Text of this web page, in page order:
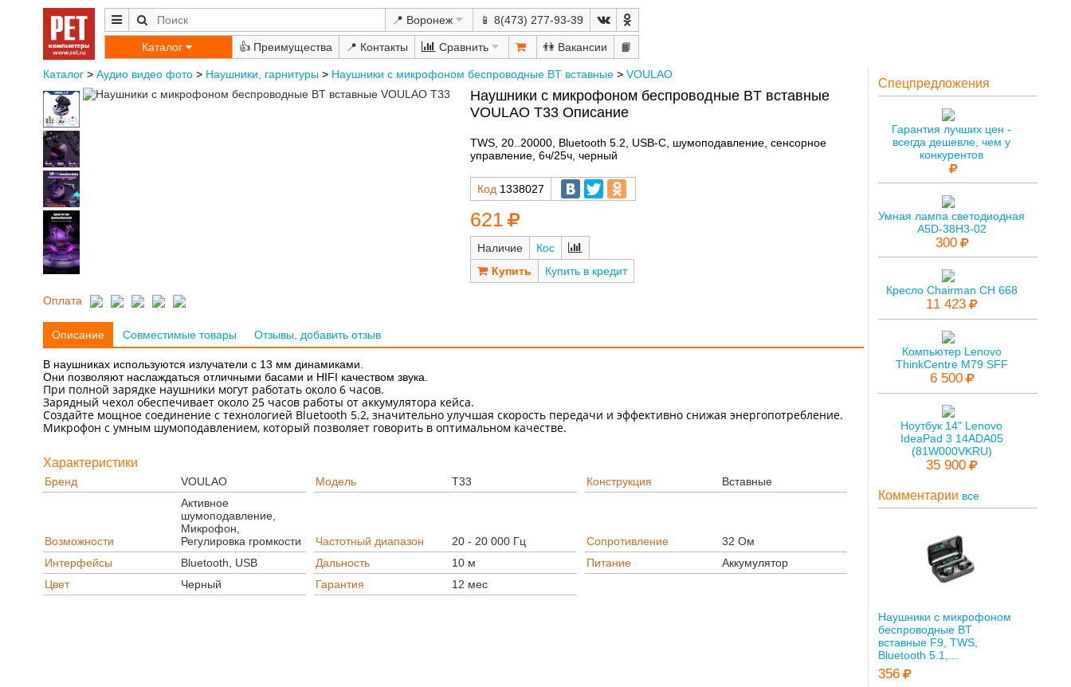
📍 Воронеж 📱 8(473) 277-93-39
Каталог 👍 📍 Сравнить 👫 📙
Каталог> Аудио видео фото> Наушники, гарнитуры> Наушники с микрофоном беспроводные BT вставные> VOULAO
Наушники с микрофоном беспроводные BT вставные
VOULAO T33 Описание
TWS, 20..20000, Bluetooth 5.2, USB-C, шумоподавление, сенсорное
управление, 6ч/25ч, черный
Код 1338027
621
Наличие
Кос
Купить в кредит
Оплата
Описание Совместимые товары Отзывы, добавить отзыв
В наушниках используются излучатели с 13 мм динамиками.
Они позволяют наслаждаться отличными басами и HIFI качеством звука.
При полной зарядке наушники могут работать около 6 часов.
Зарядный чехол обеспечивает около 25 часов работы от аккумулятора кейса.
Создайте мощное соединение с технологией Bluetooth 5.2, значительно улучшая скорость передачи и эффективно снижая энергопотребление.
Микрофон с умным шумоподавлением, который позволяет говорить в оптимальном качестве.
Характеристики
Бренд VOULAO Модель T33 Конструкция Вставные
Возможности
Активное
шумоподавление,
Микрофон,
Регулировка громкости
Частотный диапазон 20 - 20 000 Гц Сопротивление
32 Ом
Интерфейсы
Bluetooth, USB Дальность 10 м Питание
Аккумулятор
Цвет
Черный Гарантия 12 мес
Спецпредложения
Гарантия лучших цен -
всегда дешевле, чем у
конкурентов
Умная лампа светодиодная
A5D-38H3-02
300
Кресло Chairman CH 668
11 423
Компьютер Lenovo
ThinkCentre M79 SFF
6 500
Ноутбук 14" Lenovo
IdeaPad 3 14ADA05
(81W000VKRU)
35 900
Комментарии все
Наушники с микрофоном
беспроводные BT
вставные F9, TWS,
Bluetooth 5.1,...
356